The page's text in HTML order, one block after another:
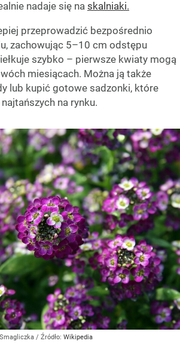
nadaje się na skalniaki.
przeprowadzić bezpośrednio
zachowując 5–10 cm odstępu
szybko – pierwsze kwiaty mogą
miesiącach. Można ją także
lub kupić gotowe sadzonki, które
na rynku.
Smagliczka / Źródło: Wikipedia